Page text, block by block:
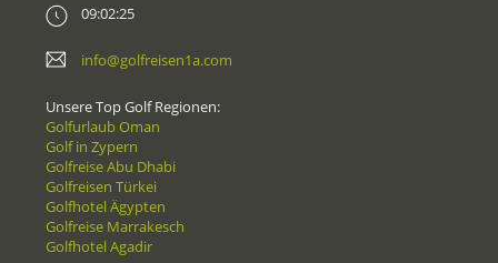
09:02:25
info@golfreisen1a.com
Unsere Top Golf Regionen:
Golfurlaub Oman
Golf in Zypern
Golfreise Abu Dhabi
Golfreisen Türkei
Golfhotel Ägypten
Golfreise Marrakesch
Golfhotel Agadir